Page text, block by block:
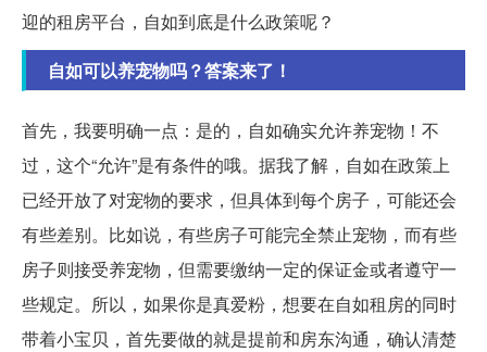
迎的租房平台，自如到底是什么政策呢？
自如可以养宠物吗？答案来了！
首先，我要明确一点：是的，自如确实允许养宠物！不
过，这个“允许”是有条件的哦。据我了解，自如在政策上
已经开放了对宠物的要求，但具体到每个房子，可能还会
有些差别。比如说，有些房子可能完全禁止宠物，而有些
房子则接受养宠物，但需要缴纳一定的保证金或者遵守一
些规定。所以，如果你是真爱粉，想要在自如租房的同时
带着小宝贝，首先要做的就是提前和房东沟通，确认清楚